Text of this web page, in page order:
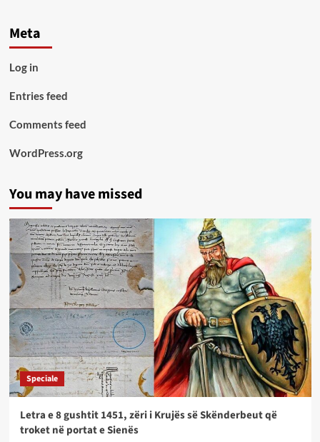
Meta
Log in
Entries feed
Comments feed
WordPress.org
You may have missed
Speciale
Letra e 8 gushtit 1451, zëri i Krujës së Skënderbeut që
troket në portat e Sienës